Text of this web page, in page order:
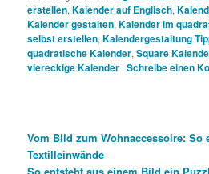
erstellen,Kalender auf Englisch,
Kalender gestalten,Kalender im
selbst erstellen,Kalendergestaltung
quadratische Kalender,Square
viereckige Kalender |Schreibe einen
Vom Bild zum Wohnaccessoire: So
Textilleinwände